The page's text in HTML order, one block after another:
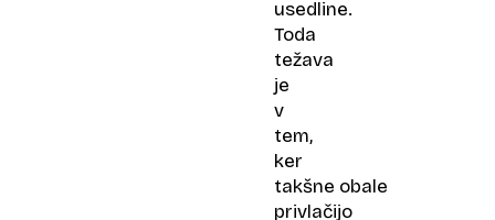
usedline.
Toda
težava
je
v
tem,
ker
takšne obale
privlačijo